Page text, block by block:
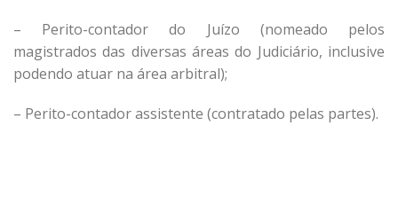
– Perito-contador do Juízo (nomeado pelos
magistrados das diversas áreas do Judiciário, inclusive
podendo atuar na área arbitral);
– Perito-contador assistente (contratado pelas partes).